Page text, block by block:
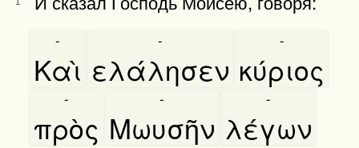
Καὶ
-
ελάλησεν
-
κύριος
-
πρὸς
-
Μωυσῆν
-
λέγων
-